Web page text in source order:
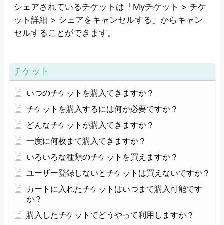
チケット
いつのチケットを購入できますか？
チケットを購入するには何が必要ですか？
どんなチケットが購入できますか？
一度に何枚まで購入できますか？
いろいろな種類のチケットを買えますか？
ユーザー登録しないとチケットは買えないですか？
カートに入れたチケットはいつまで購入可能です
か？
購入したチケットでどうやって利用しますか？
シェアされているチケットは「Myチケット > チケ
ット詳細 > シェアをキャンセルする」からキャン
セルすることができます。